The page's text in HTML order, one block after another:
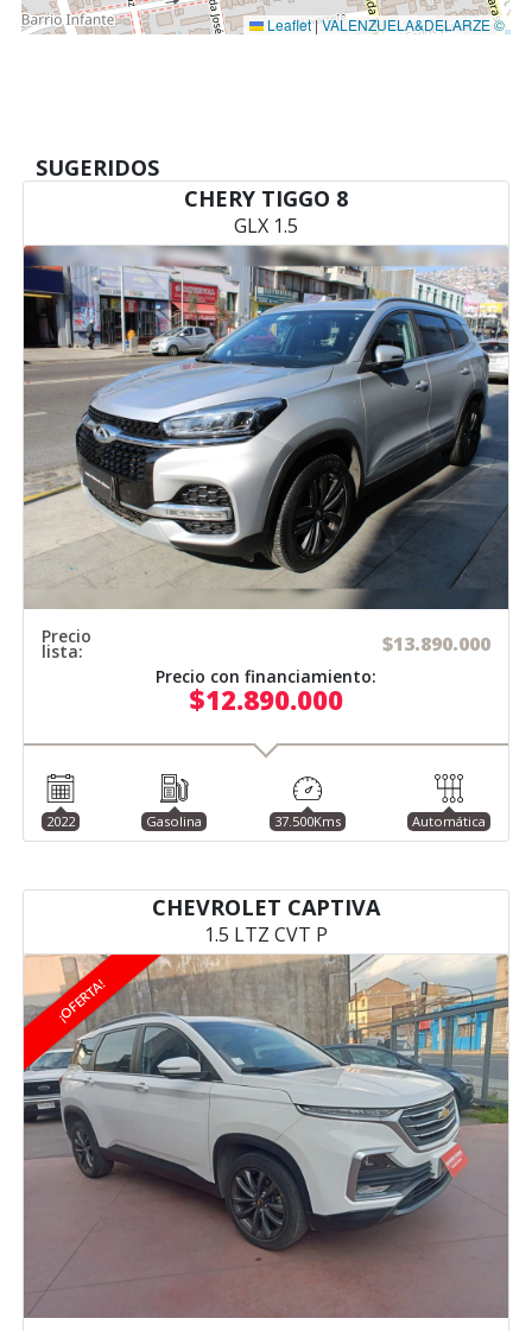
Leaflet|VALENZUELA&DELARZE ©
SUGERIDOS
CHERY TIGGO 8
GLX 1.5
Precio
lista: $13.890.000
Precio con financiamiento:
$12.890.000
2022 Gasolina 37.500Kms Automática
CHEVROLET CAPTIVA
1.5 LTZ CVT P
¡OFERTA!